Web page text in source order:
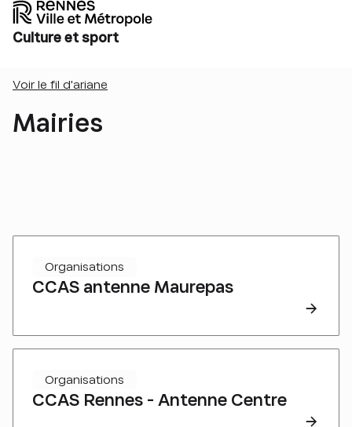
Culture et sport
Voir le fil d'ariane
Mairies
CCAS antenne Maurepas
Organisations
CCAS Rennes - Antenne Centre
Organisations